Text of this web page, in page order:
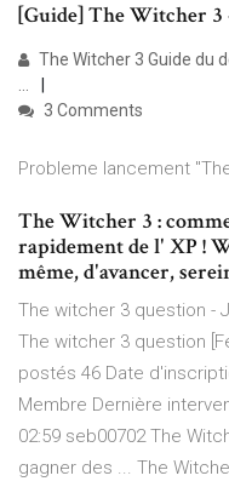
[Guide] The Witcher 3
The Witcher 3 Guide du
...
3 Comments
Probleme lancement
The Witcher 3 :
rapidement de l' XP !
même, d'avancer,
The witcher 3 question -
The witcher 3 question
postés 46 Date
Membre Dernière
02:59 seb00702 The
gagner des ... The